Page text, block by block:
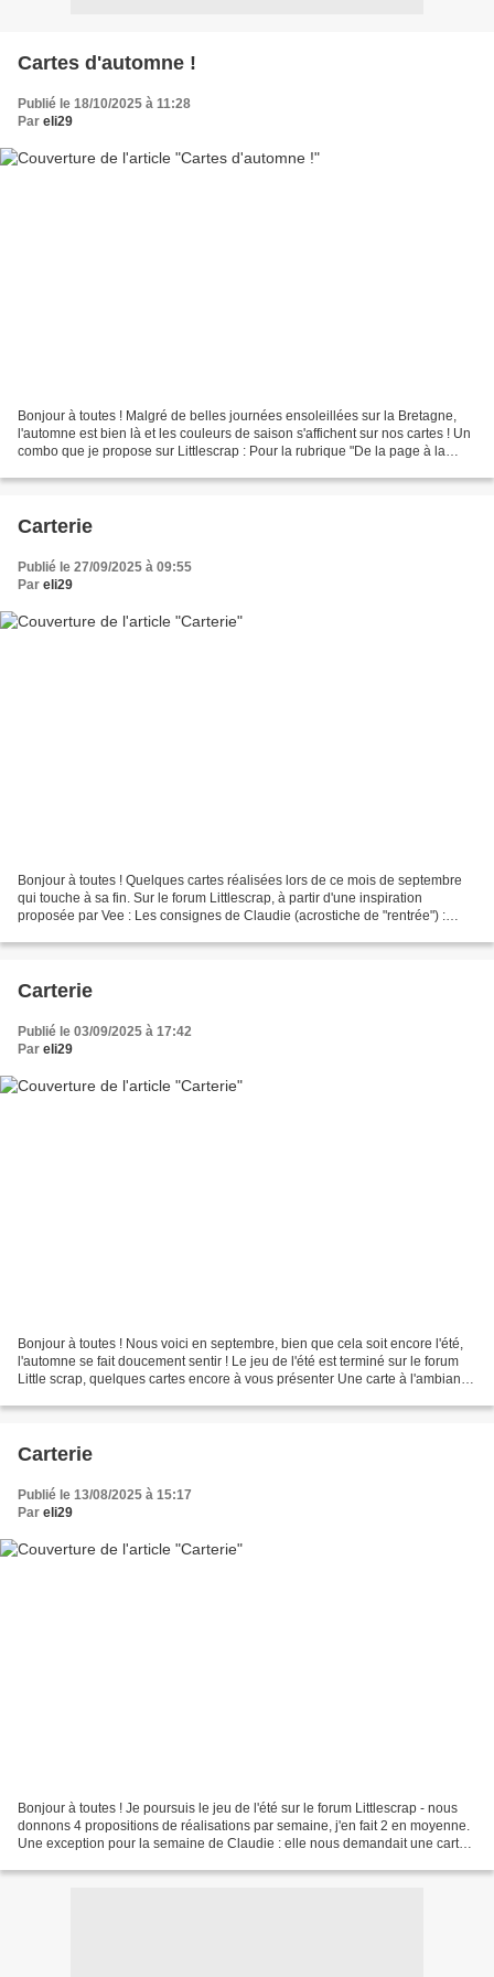
Cartes d'automne !
Publié le 18/10/2025 à 11:28
Par eli29
Bonjour à toutes ! Malgré de belles journées ensoleillées sur la Bretagne,
l'automne est bien là et les couleurs de saison s'affichent sur nos cartes ! Un
combo que je propose sur Littlescrap : Pour la rubrique "De la page à la
Carterie
Publié le 27/09/2025 à 09:55
Par eli29
Bonjour à toutes ! Quelques cartes réalisées lors de ce mois de septembre
qui touche à sa fin. Sur le forum Littlescrap, à partir d'une inspiration
proposée par Vee : Les consignes de Claudie (acrostiche de "rentrée") :
Carterie
Publié le 03/09/2025 à 17:42
Par eli29
Bonjour à toutes ! Nous voici en septembre, bien que cela soit encore l'été,
l'automne se fait doucement sentir ! Le jeu de l'été est terminé sur le forum
Little scrap, quelques cartes encore à vous présenter Une carte à l'ambiance
Carterie
Publié le 13/08/2025 à 15:17
Par eli29
Bonjour à toutes ! Je poursuis le jeu de l'été sur le forum Littlescrap - nous
donnons 4 propositions de réalisations par semaine, j'en fait 2 en moyenne.
Une exception pour la semaine de Claudie : elle nous demandait une carte